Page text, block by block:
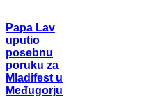
Papa Lav
uputio
posebnu
poruku za
Mladifest u
Međugorju